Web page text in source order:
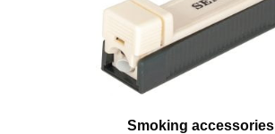
Smoking accessories